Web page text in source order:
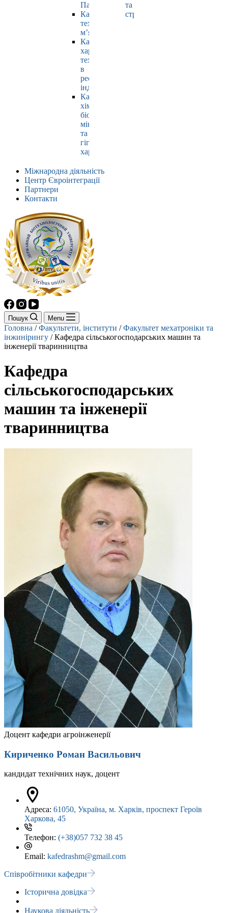
Павлюк
Кафедра
технології
м’яса
Кафедра
харчових
технологій
в
ресторанній
індустрії
Кафедра
хімії,
біохімії,
мікробіології
та
гігієни
харчування
та
страхування
Міжнародна діяльність
Центр Євроінтеграції
Партнери
Контакти
Пошук Menu
Головна /Факультети, інститути /Факультет мехатроніки та
інжинірингу /Кафедра сільськогосподарських машин та
інженерії тваринництва
Кафедра
сільськогосподарських
машин та інженерії
тваринництва
Доцент кафедри агроінженерії
Кириченко Роман Васильович
кандидат технічних наук, доцент
Адреса: 61050, Україна, м. Харків, проспект Героїв
Харкова, 45
Телефон: (+38)057 732 38 45
Email: kafedrashm@gmail.com
Співробітники кафедри
Історична довідка
Наукова діяльність